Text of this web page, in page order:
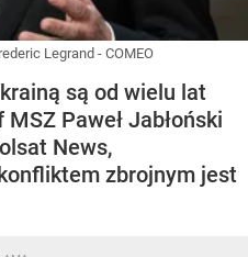
Legrand - COMEO
są od wielu lat
Paweł Jabłoński
News,
zbrojnym jest